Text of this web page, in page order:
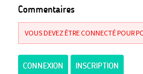
Commentaires
VOUS DEVEZ ÊTRE CONNECTÉ POUR
CONNEXION INSCRIPTION